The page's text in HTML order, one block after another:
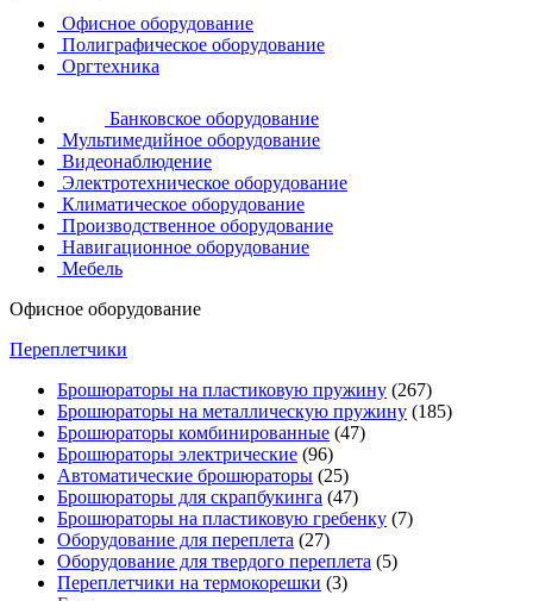
Офисное оборудование
Полиграфическое оборудование
Оргтехника
Банковское оборудование
Мультимедийное оборудование
Видеонаблюдение
Электротехническое оборудование
Климатическое оборудование
Производственное оборудование
Навигационное оборудование
Мебель
Офисное оборудование
Переплетчики
Брошюраторы на пластиковую пружину (267)
Брошюраторы на металлическую пружину (185)
Брошюраторы комбинированные (47)
Брошюраторы электрические (96)
Автоматические брошюраторы (25)
Брошюраторы для скрапбукинга (47)
Брошюраторы на пластиковую гребенку (7)
Оборудование для переплета (27)
Оборудование для твердого переплета (5)
Переплетчики на термокорешки (3)